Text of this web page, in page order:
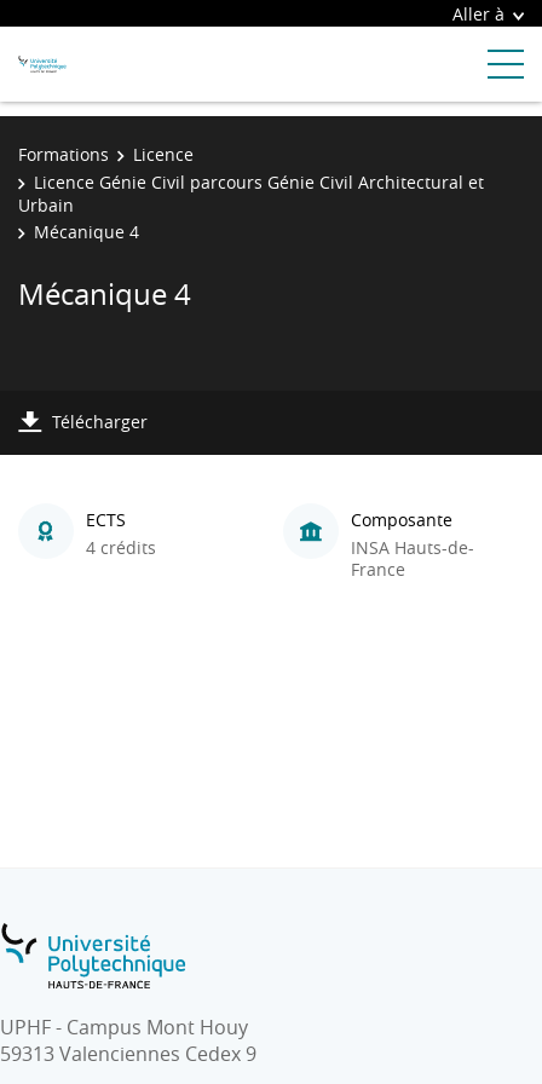
Aller à
Formations
Licence
Licence Génie Civil parcours Génie Civil Architectural et
Urbain
Mécanique 4
Mécanique 4
Télécharger
ECTS
4 crédits
Composante
INSA Hauts-de-
France
UPHF - Campus Mont Houy
59313 Valenciennes Cedex 9